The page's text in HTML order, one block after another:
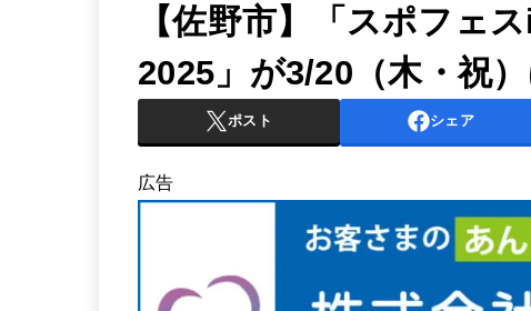
【佐野市】「スポフェ
2025」が3/20（木・祝
ポスト シェア
広告